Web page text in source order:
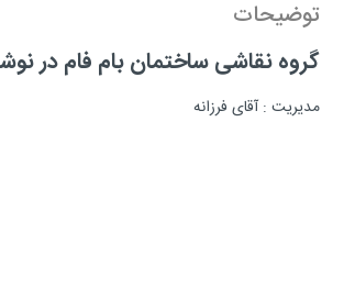
توضیحات
گروه نقاشی ساختمان بام فام در
مدیریت : آقای فرزانه